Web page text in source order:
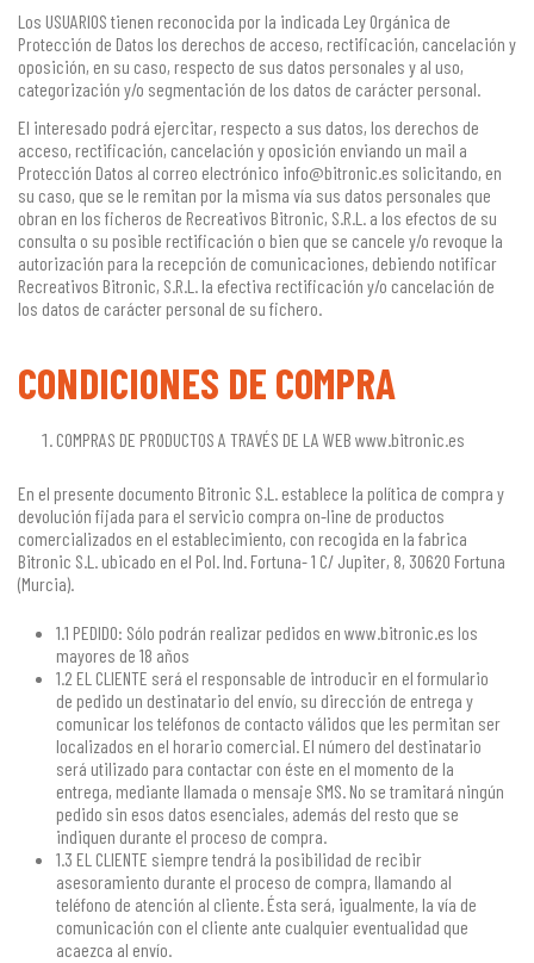
Los USUARIOS tienen reconocida por la indicada Ley Orgánica de
Protección de Datos los derechos de acceso, rectificación, cancelación y
oposición, en su caso, respecto de sus datos personales y al uso,
categorización y/o segmentación de los datos de carácter personal.
El interesado podrá ejercitar, respecto a sus datos, los derechos de
acceso, rectificación, cancelación y oposición enviando un mail a
Protección Datos al correo electrónico info@bitronic.es solicitando, en
su caso, que se le remitan por la misma vía sus datos personales que
obran en los ficheros de Recreativos Bitronic, S.R.L. a los efectos de su
consulta o su posible rectificación o bien que se cancele y/o revoque la
autorización para la recepción de comunicaciones, debiendo notificar
Recreativos Bitronic, S.R.L. la efectiva rectificación y/o cancelación de
los datos de carácter personal de su fichero.
CONDICIONES DE COMPRA
COMPRAS DE PRODUCTOS A TRAVÉS DE LA WEB www.bitronic.es
En el presente documento Bitronic S.L. establece la política de compra y
devolución fijada para el servicio compra on-line de productos
comercializados en el establecimiento, con recogida en la fabrica
Bitronic S.L. ubicado en el Pol. Ind. Fortuna- 1 C/ Jupiter, 8, 30620 Fortuna
(Murcia).
1.1 PEDIDO: Sólo podrán realizar pedidos en www.bitronic.es los
mayores de 18 años
1.2 EL CLIENTE será el responsable de introducir en el formulario
de pedido un destinatario del envío, su dirección de entrega y
comunicar los teléfonos de contacto válidos que les permitan ser
localizados en el horario comercial. El número del destinatario
será utilizado para contactar con éste en el momento de la
entrega, mediante llamada o mensaje SMS. No se tramitará ningún
pedido sin esos datos esenciales, además del resto que se
indiquen durante el proceso de compra.
1.3 EL CLIENTE siempre tendrá la posibilidad de recibir
asesoramiento durante el proceso de compra, llamando al
teléfono de atención al cliente. Ésta será, igualmente, la vía de
comunicación con el cliente ante cualquier eventualidad que
acaezca al envío.